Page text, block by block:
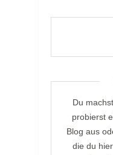
Du
probierst
Blog aus
die du